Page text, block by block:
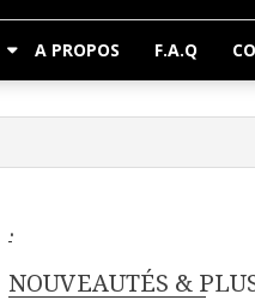
A PROPOS F.A.Q
.
NOUVEAUTÉS &